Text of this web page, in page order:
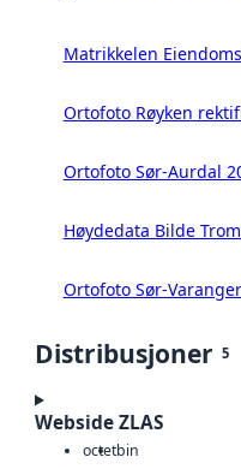
Matrikkelen
Ortofoto Røyken
Ortofoto Sør-Aurdal
Høydedata Bilde
Ortofoto Sør-
Distribusjoner 5
Webside ZLAS
octetbin